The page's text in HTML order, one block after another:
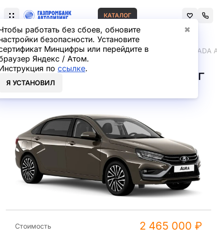
работать без сбоев, обновите
безопасности. Установите
Минцифры или перейдите в
Яндекс / Атом.
по ссылке.
Я УСТАНОВИЛ
✖
КАТАЛОГ
Главная Лизинг легковых автомобилей LADA
LADA AURA Седан в лизинг
Стоимость 2 465 000 ₽